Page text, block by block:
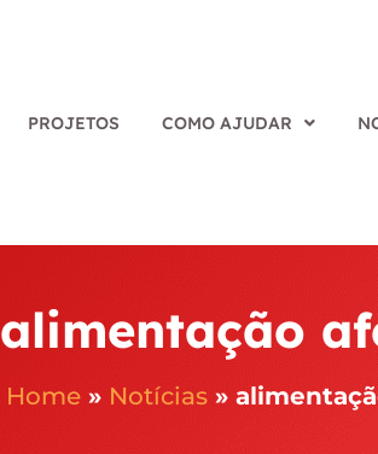
PROJETOS COMO AJUDAR
alimentação
Home » Notícias »